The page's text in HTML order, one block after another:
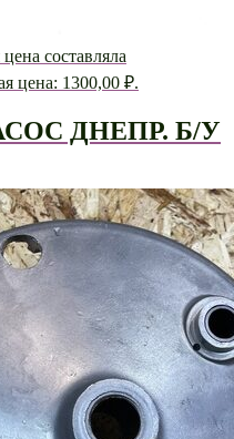
составляла
цена: 1300,00 ₽.
ДНЕПР. Б/У